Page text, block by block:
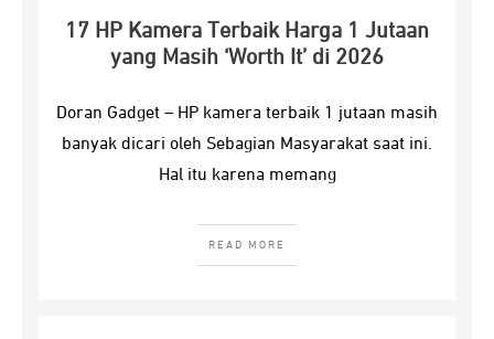
17 HP Kamera Terbaik Harga 1 Jutaan
yang Masih ‘Worth It’ di 2026
Doran Gadget – HP kamera terbaik 1 jutaan masih
banyak dicari oleh Sebagian Masyarakat saat ini.
Hal itu karena memang
READ MORE